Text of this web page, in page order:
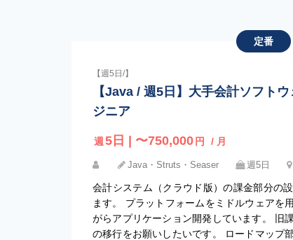
定番
【週5日/】
【Java / 週5日】大手会計ソフト
ジニア
週 5日 | 〜750,000 円 / 月
Java・Struts・Seaser 週5日
会計システム（クラウド版）の課金部分の
ます。 プラットフォームをミドルウェアを
がらアプリケーション開発しています。 旧
の移行をお願いしたいです。 ロードマップ